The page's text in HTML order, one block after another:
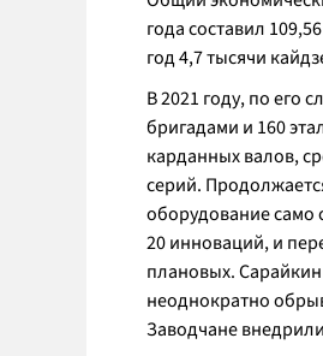
системы.
4. Лидер ПСК
первой группе
тыс. рублей.
превысил 1
награжден
по
4.Ведущий
номинации
Его
лонжеронов.
года составил
год 4,7 тысячи
В 2021 году, по его
бригадами и 160
карданных валов,
серий.
оборудование само
20 инноваций, и
плановых.
неоднократно
Заводчане